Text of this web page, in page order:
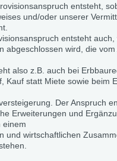
entsteht,
und/oder unserer
entsteht auch,
abgeschlossen wird, die vom
z.B. auch bei
Kauf statt Miete sowie beim
Der Anspruch
Erweiterungen und
einem
wirtschaftlichen